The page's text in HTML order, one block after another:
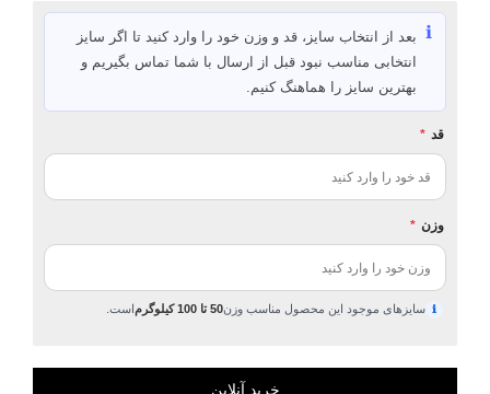
ℹ️ بعد از انتخاب سایز، قد و وزن خود را وارد کنید تا اگر سایز
انتخابی مناسب نبود قبل از ارسال با شما تماس بگیریم و
بهترین سایز را هماهنگ کنیم.
قد *
وزن *
ℹ سایزهای موجود این محصول مناسب وزن50 تا 100 کیلوگرم است.